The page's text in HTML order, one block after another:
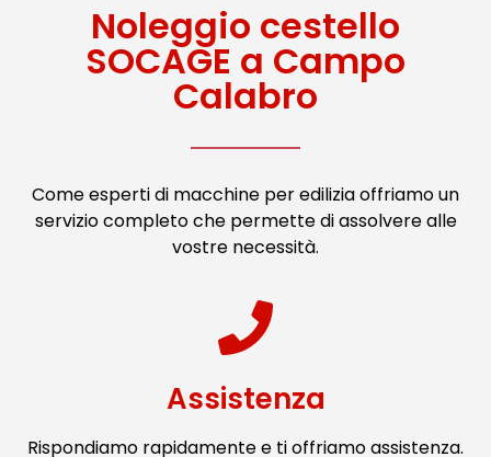
Noleggio cestello
SOCAGE a Campo
Calabro
Come esperti di macchine per edilizia offriamo un
servizio completo che permette di assolvere alle
vostre necessità.
Assistenza
Rispondiamo rapidamente e ti offriamo assistenza.